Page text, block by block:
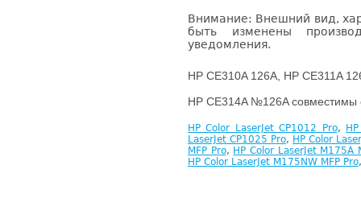
Внимание: Внешний вид,
быть изменены
уведомления.
HP CE310A 126A, HP CE311A
HP CE314A №126A совместимы
HP Color LaserJet CP1012 Pro,
LaserJet CP1025 Pro, HP Color
MFP Pro, HP Color LaserJet M175A
HP Color LaserJet M175NW MFP Pro